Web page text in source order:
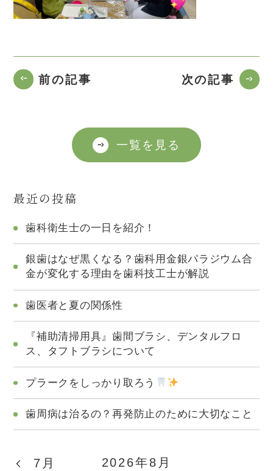
前の記事 次の記事
一覧を見る
最近の投稿
歯科衛生士の一日を紹介！
銀歯はなぜ黒くなる？歯科用金銀パラジウム合
金が変化する理由を歯科技工士が解説
歯医者と夏の関係性
『補助清掃用具』歯間ブラシ、デンタルフロ
ス、タフトブラシについて
プラークをしっかり取ろう
歯周病は治るの？再発防止のために大切なこと
2026年8月
7月